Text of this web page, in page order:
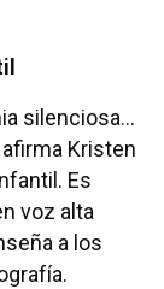
silenciosa…
Kristen
Es
voz alta
a los